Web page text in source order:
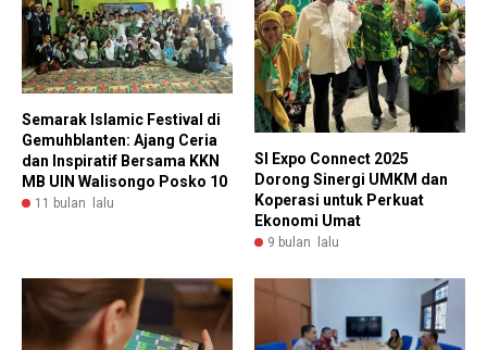
Semarak Islamic Festival di
Gemuhblanten: Ajang Ceria
dan Inspiratif Bersama KKN
MB UIN Walisongo Posko 10
11 bulan lalu
SI Expo Connect 2025
Dorong Sinergi UMKM dan
Koperasi untuk Perkuat
Ekonomi Umat
9 bulan lalu